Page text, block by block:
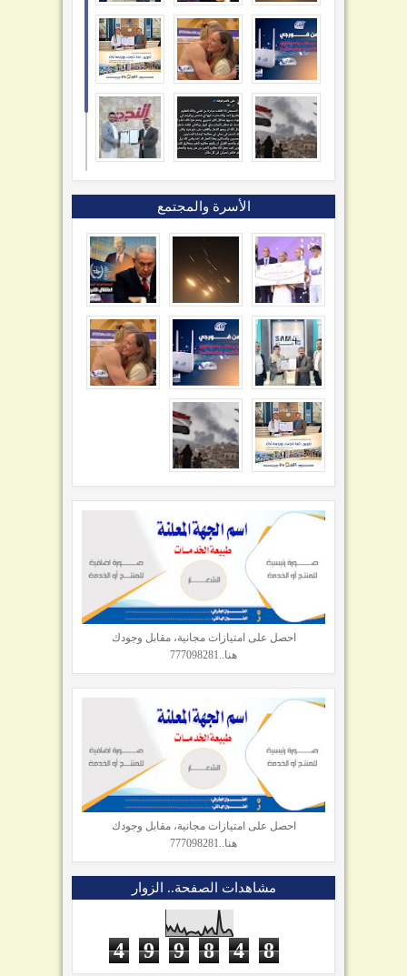
الأسرة والمجتمع
احصل على امتيازات مجانية، مقابل وجودك
هنا..777098281
احصل على امتيازات مجانية، مقابل وجودك
هنا..777098281
مشاهدات الصفحة.. الزوار
4 9 9 8 4 8